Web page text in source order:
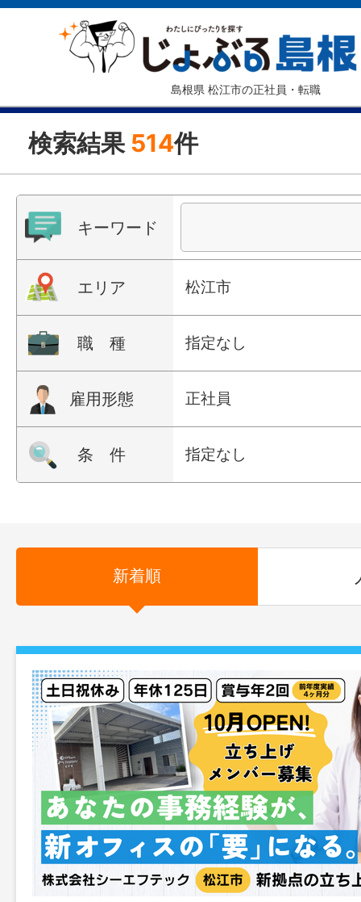
島根県 松江市の正社員・転職
検索結果 514件
キーワード
エリア 松江市
職 種 指定なし
雇用形態 正社員
条 件 指定なし
新着順